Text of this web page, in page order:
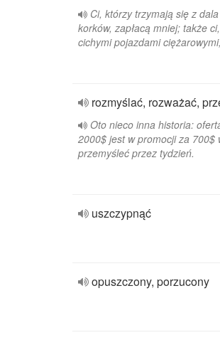
Ci, którzy trzymają się z
korków, zapłacą mniej; także
cichymi pojazdami
rozmyślać, rozważać,
Oto nieco inna historia:
2000$ jest w promocji za 700$
przemyśleć przez tydzień.
uszczypnąć
opuszczony, porzucony